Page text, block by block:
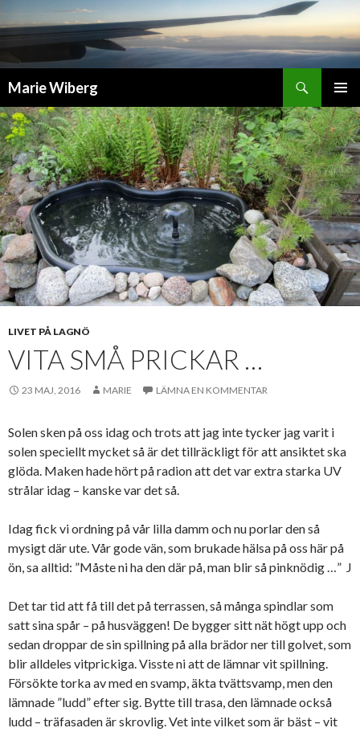
Marie Wiberg
PRIMÄR
MENY
TILL
INNEHÅLL
LIVET PÅ LAGNÖ
VITA SMÅ PRICKAR …
23 MAJ, 2016 MARIE LÄMNA EN KOMMENTAR
Solen sken på oss idag och trots att jag inte tycker jag varit i
solen speciellt mycket så är det tillräckligt för att ansiktet ska
glöda. Maken hade hört på radion att det var extra starka UV
strålar idag – kanske var det så.
Idag fick vi ordning på vår lilla damm och nu porlar den så
mysigt där ute. Vår gode vän, som brukade hälsa på oss här på
ön, sa alltid: ”Måste ni ha den där på, man blir så pinknödig …” J
Det tar tid att få till det på terrassen, så många spindlar som
satt sina spår – på husväggen! De bygger sitt nät högt upp och
sedan droppar de sin spillning på alla brädor ner till golvet, som
blir alldeles vitprickiga. Visste ni att de lämnar vit spillning.
Försökte torka av med en svamp, äkta tvättsvamp, men den
lämnade ”ludd” efter sig. Bytte till trasa, den lämnade också
ludd – träfasaden är skrovlig. Vet inte vilket som är bäst – vit